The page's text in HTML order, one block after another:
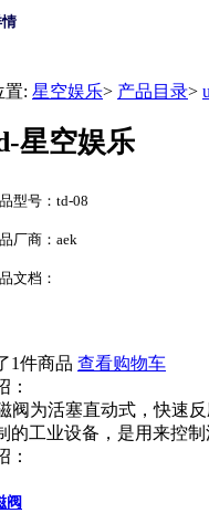
置: 星空娱乐> 产品目录>
星空娱乐
型号：td-08
厂商：aek
文档：
1件商品 查看购物车
：
阀为活塞直动式，快速
的工业设备，是用来控
：
阀